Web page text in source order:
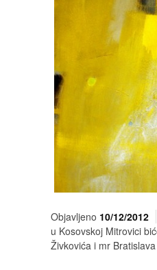
Objavljeno 10/12/2012
u Kosovskoj Mitrovici
Živkovića i mr